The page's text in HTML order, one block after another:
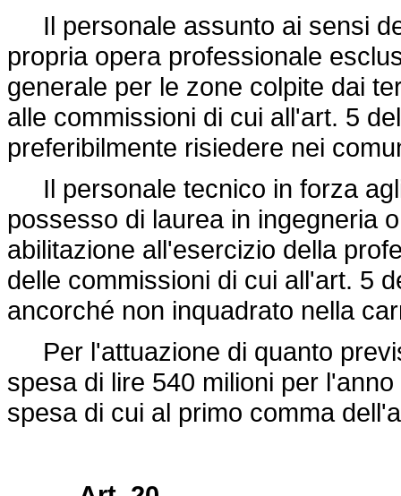
Il personale assunto ai sensi
propria opera professionale
generale per le zone colpite dai
alle commissioni di cui all'art. 5
preferibilmente risiedere nei
Il personale tecnico in forza
possesso di laurea in ingegneria
abilitazione all'esercizio della
delle commissioni di cui all'art. 5
ancorché non inquadrato nella
Per l'attuazione di quanto
spesa di lire 540 milioni per
spesa di cui al primo comma